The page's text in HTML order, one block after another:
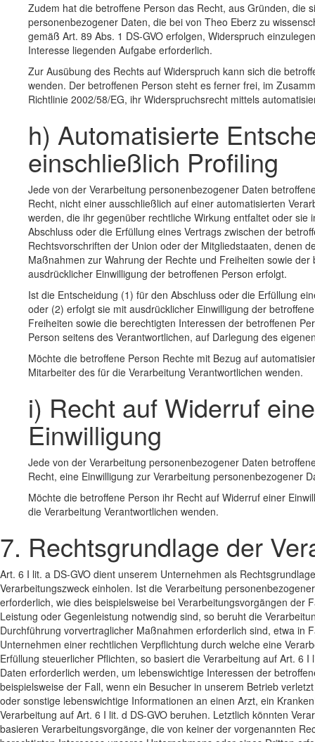
Zudem hat die betroffene Person das Recht, aus Gründen, die
personenbezogener Daten, die bei von Theo Eberz zu
gemäß Art. 89 Abs. 1 DS-GVO erfolgen, Widerspruch
Interesse liegenden Aufgabe erforderlich.
Zur Ausübung des Rechts auf Widerspruch kann sich die
wenden. Der betroffenen Person steht es ferner frei, im
Richtlinie 2002/58/EG, ihr Widerspruchsrecht mittels
h) Automatisierte
einschließlich Profiling
Jede von der Verarbeitung personenbezogener Daten
Recht, nicht einer ausschließlich auf einer automatisierten
werden, die ihr gegenüber rechtliche Wirkung entfaltet oder
Abschluss oder die Erfüllung eines Vertrags zwischen der
Rechtsvorschriften der Union oder der Mitgliedstaaten, denen
Maßnahmen zur Wahrung der Rechte und Freiheiten sowie
ausdrücklicher Einwilligung der betroffenen Person erfolgt.
Ist die Entscheidung (1) für den Abschluss oder die Erfüllung
oder (2) erfolgt sie mit ausdrücklicher Einwilligung der
Freiheiten sowie die berechtigten Interessen der betroffenen
Person seitens des Verantwortlichen, auf Darlegung des
Möchte die betroffene Person Rechte mit Bezug auf
Mitarbeiter des für die Verarbeitung Verantwortlichen wenden.
i) Recht auf Widerruf
Einwilligung
Jede von der Verarbeitung personenbezogener Daten
Recht, eine Einwilligung zur Verarbeitung personenbezogener
Möchte die betroffene Person ihr Recht auf Widerruf einer
die Verarbeitung Verantwortlichen wenden.
7. Rechtsgrundlage der
Art. 6 I lit. a DS-GVO dient unserem Unternehmen als
Verarbeitungszweck einholen. Ist die Verarbeitung
erforderlich, wie dies beispielsweise bei Verarbeitungsvorgängen
Leistung oder Gegenleistung notwendig sind, so beruht die
Durchführung vorvertraglicher Maßnahmen erforderlich sind, etwa in
Unternehmen einer rechtlichen Verpflichtung durch welche eine
Erfüllung steuerlicher Pflichten, so basiert die Verarbeitung auf Art. 6
Daten erforderlich werden, um lebenswichtige Interessen der
beispielsweise der Fall, wenn ein Besucher in unserem Betrieb
oder sonstige lebenswichtige Informationen an einen Arzt, ein
Verarbeitung auf Art. 6 I lit. d DS-GVO beruhen. Letztlich könnten
basieren Verarbeitungsvorgänge, die von keiner der vorgenannten